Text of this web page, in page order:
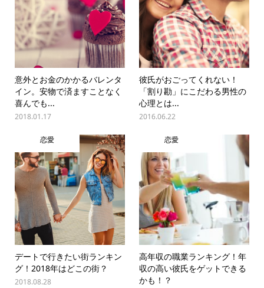
意外とお金のかかるバレンタ
イン。安物で済ますことなく
喜んでも...
2018.01.17
彼氏がおごってくれない！
「割り勘」にこだわる男性の
心理とは...
2016.06.22
恋愛
デートで行きたい街ランキン
グ！2018年はどこの街？
2018.08.28
恋愛
高年収の職業ランキング！年
収の高い彼氏をゲットできる
かも！？